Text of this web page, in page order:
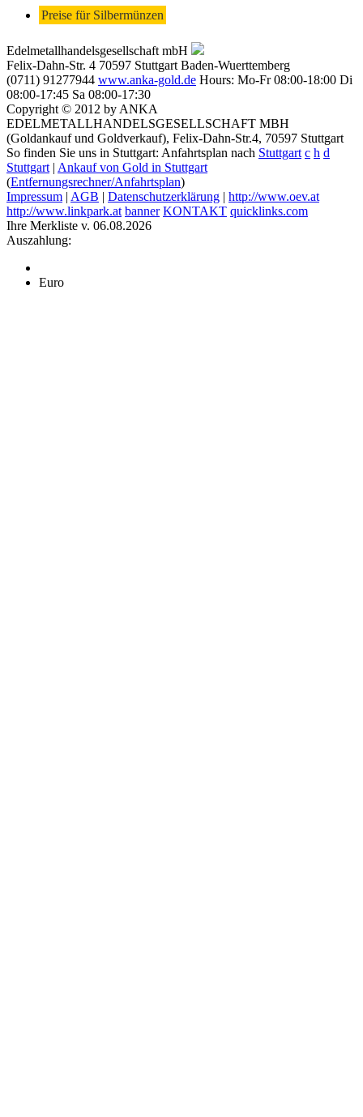
Preise für Silbermünzen
Edelmetallhandelsgesellschaft mbH
Felix-Dahn-Str. 4 70597 Stuttgart Baden-Wuerttemberg
(0711) 91277944 www.anka-gold.de Hours: Mo-Fr 08:00-18:00 Di
08:00-17:45 Sa 08:00-17:30
Copyright © 2012 by ANKA
EDELMETALLHANDELSGESELLSCHAFT MBH
(Goldankauf und Goldverkauf), Felix-Dahn-Str.4, 70597 Stuttgart
So finden Sie uns in Stuttgart: Anfahrtsplan nach Stuttgart c h d
Stuttgart | Ankauf von Gold in Stuttgart
(Entfernungsrechner/Anfahrtsplan)
Impressum | AGB | Datenschutzerklärung | http://www.oev.at
http://www.linkpark.at banner KONTAKT quicklinks.com
Ihre Merkliste v. 06.08.2026
Auszahlung:
Euro